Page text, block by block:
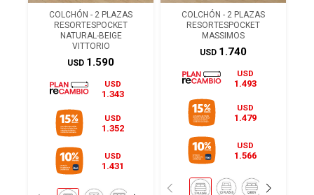
COLCHÓN - 2 PLAZAS
RESORTESPOCKET
NATURAL-BEIGE
VITTORIO
USD 1.590
USD
1.343
USD
1.352
USD
1.431
COLCHÓN - 2 PLAZAS
RESORTESPOCKET
MASSIMOS
USD 1.740
USD
1.493
USD
1.479
USD
1.566